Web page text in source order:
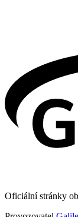
Oficiální stránky